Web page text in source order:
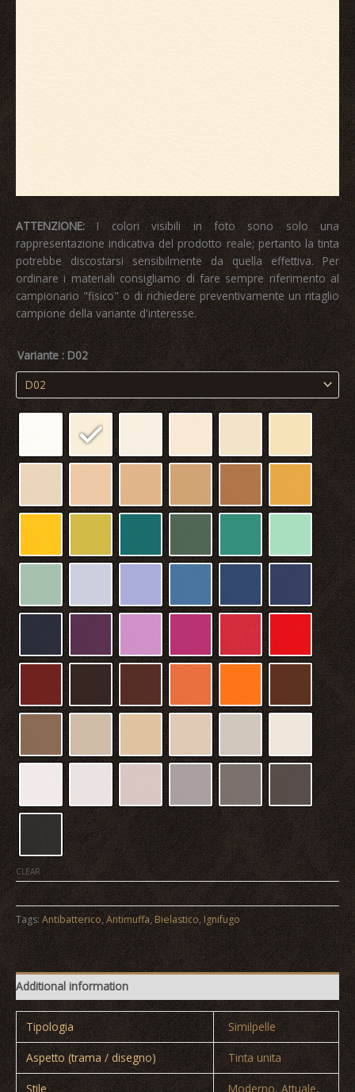
ATTENZIONE:I colori visibili in foto sono solo una
rappresentazione indicativa del prodotto reale; pertanto la tinta
potrebbe discostarsi sensibilmente da quella effettiva. Per
ordinare i materiali consigliamo di fare sempre riferimento al
campionario "fisico" o di richiedere preventivamente un ritaglio
campione della variante d'interesse.
Variante : D02
CLEAR
FLEXO
quantity
Tags: Antibatterico,Antimuffa,Bielastico,Ignifugo
Additional information
Tipologia Similpelle
Aspetto (trama / disegno) Tinta unita
Stile Moderno,Attuale,